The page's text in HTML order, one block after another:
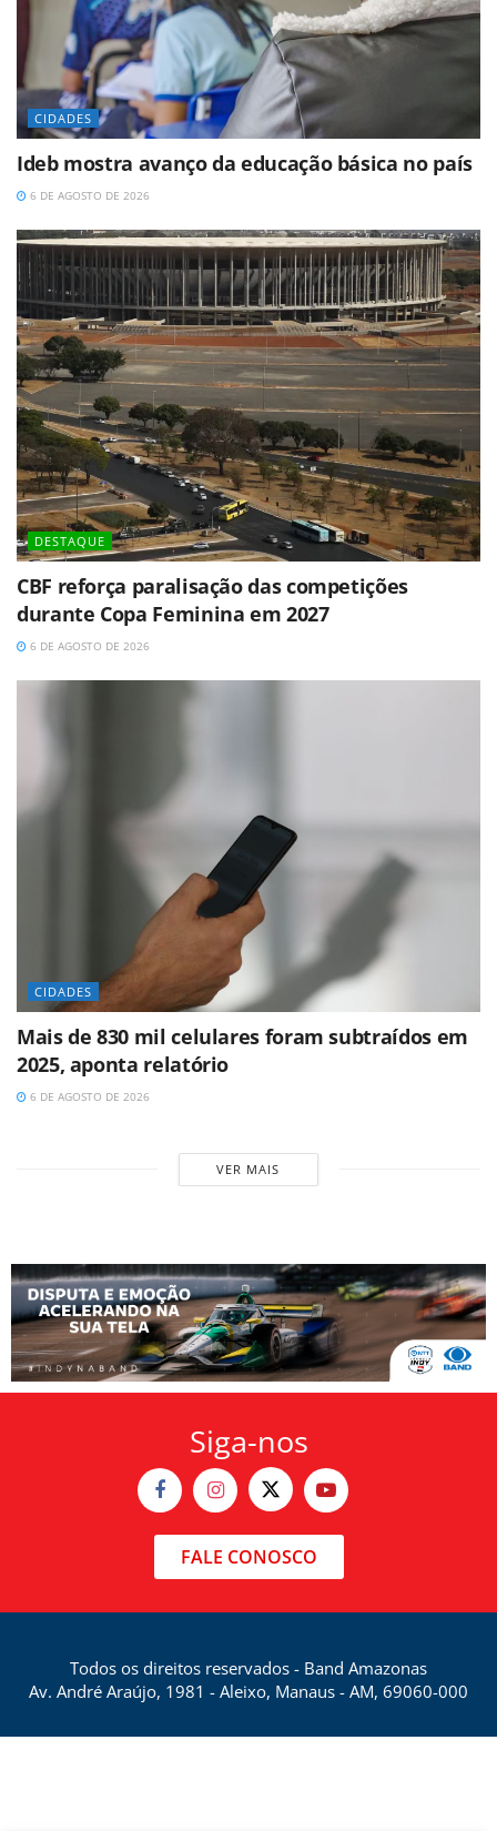
CIDADES
Ideb mostra avanço da educação básica no país
6 DE AGOSTO DE 2026
DESTAQUE
CBF reforça paralisação das competições
durante Copa Feminina em 2027
6 DE AGOSTO DE 2026
CIDADES
Mais de 830 mil celulares foram subtraídos em
2025, aponta relatório
6 DE AGOSTO DE 2026
VER MAIS
Siga-nos
FALE CONOSCO
Todos os direitos reservados - Band Amazonas
Av. André Araújo, 1981 - Aleixo, Manaus - AM, 69060-000